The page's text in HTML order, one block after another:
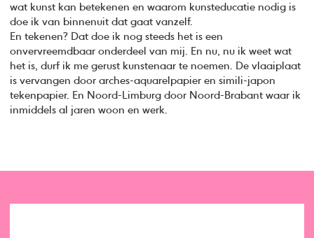
wat kunst kan betekenen en waarom kunsteducatie nodig is
doe ik van binnenuit dat gaat vanzelf.
En tekenen? Dat doe ik nog steeds het is een
onvervreemdbaar onderdeel van mij. En nu, nu ik weet wat
het is, durf ik me gerust kunstenaar te noemen. De vlaaiplaat
is vervangen door arches-aquarelpapier en simili-japon
tekenpapier. En Noord-Limburg door Noord-Brabant waar ik
inmiddels al jaren woon en werk.